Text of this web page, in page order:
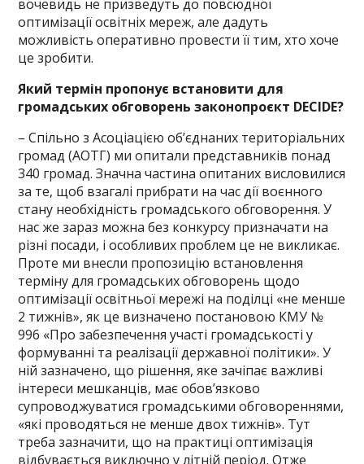
вочевидь не призведуть до повсюдної
оптимізації освітніх мереж, але дадуть
можливість оперативно провести її тим, хто хоче
це зробити.
Який термін пропонує встановити для
громадських обговорень законопроєкт DECIDE?
– Спільно з Асоціацією об’єднаних територіальних
громад (АОТГ) ми опитали представників понад
340 громад. Значна частина опитаних висловилися
за те, щоб взагалі прибрати на час дії воєнного
стану необхідність громадського обговорення. У
нас же зараз можна без конкурсу призначати на
різні посади, і особливих проблем це не викликає.
Проте ми внесли пропозицію встановлення
терміну для громадських обговорень щодо
оптимізації освітньої мережі на поділці «не менше
2 тижнів», як це визначено постановою КМУ №
996 «Про забезпечення участі громадськості у
формуванні та реалізації державної політики». У
ній зазначено, що рішення, яке зачіпає важливі
інтереси мешканців, має обов’язково
супроводжуватися громадськими обговореннями,
«які проводяться не менше двох тижнів». Тут
треба зазначити, що на практиці оптимізація
відбувається виключно у літній період. Отже